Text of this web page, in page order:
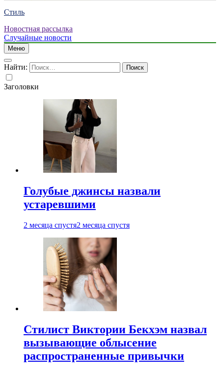
Стиль
Новостная рассылка
Случайные новости
Меню
Найти:
Заголовки
Голубые джинсы назвали
устаревшими
2 месяца спустя2 месяца спустя
Стилист Виктории Бекхэм назвал
вызывающие облысение
распространенные привычки